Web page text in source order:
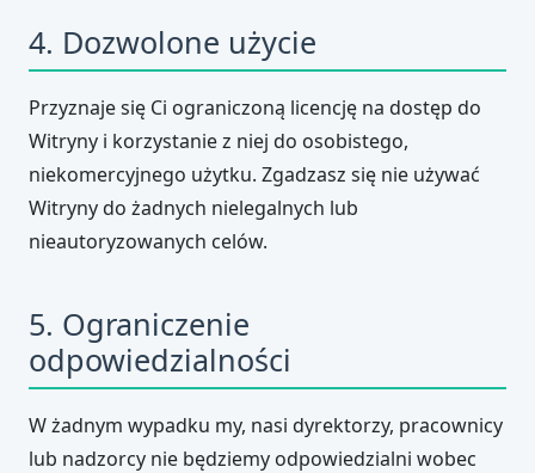
4. Dozwolone użycie
Przyznaje się Ci ograniczoną licencję na dostęp do
Witryny i korzystanie z niej do osobistego,
niekomercyjnego użytku. Zgadzasz się nie używać
Witryny do żadnych nielegalnych lub
nieautoryzowanych celów.
5. Ograniczenie
odpowiedzialności
W żadnym wypadku my, nasi dyrektorzy, pracownicy
lub nadzorcy nie będziemy odpowiedzialni wobec